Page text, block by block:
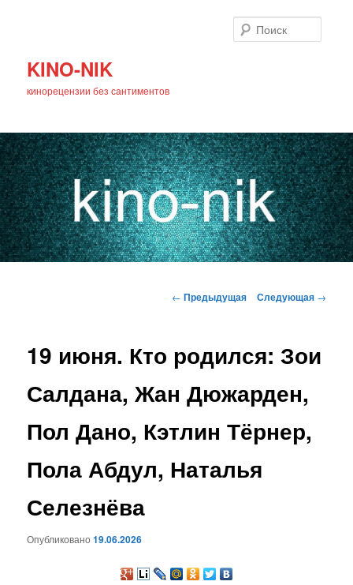
KINO-NIK
кинорецензии без сантиментов
основному
Навигация
← Предыдущая Следующая →
19 июня. Кто родился: Зои
Салдана, Жан Дюжарден,
Пол Дано, Кэтлин Тёрнер,
Пола Абдул, Наталья
Селезнёва
Опубликовано19.06.2026